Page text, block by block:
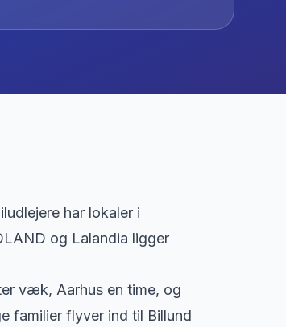
har lokaler i
og Lalandia ligger
væk, Aarhus en time, og
familier flyver ind til Billund